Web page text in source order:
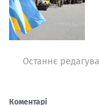
Останнє
Коментарі